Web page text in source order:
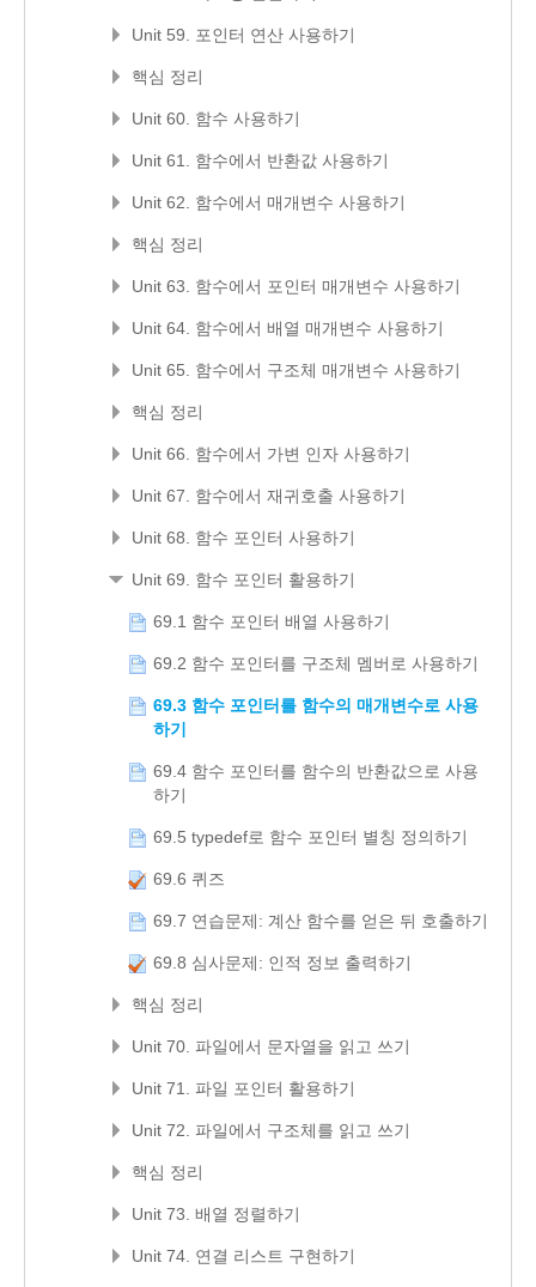
Unit 59. 포인터 연산 사용하기
핵심 정리
Unit 60. 함수 사용하기
Unit 61. 함수에서 반환값 사용하기
Unit 62. 함수에서 매개변수 사용하기
핵심 정리
Unit 63. 함수에서 포인터 매개변수 사용하기
Unit 64. 함수에서 배열 매개변수 사용하기
Unit 65. 함수에서 구조체 매개변수 사용하기
핵심 정리
Unit 66. 함수에서 가변 인자 사용하기
Unit 67. 함수에서 재귀호출 사용하기
Unit 68. 함수 포인터 사용하기
Unit 69. 함수 포인터 활용하기
69.1 함수 포인터 배열 사용하기
69.2 함수 포인터를 구조체 멤버로 사용하기
69.3 함수 포인터를 함수의 매개변수로 사용
하기
69.4 함수 포인터를 함수의 반환값으로 사용
하기
69.5 typedef로 함수 포인터 별칭 정의하기
69.6 퀴즈
69.7 연습문제: 계산 함수를 얻은 뒤 호출하기
69.8 심사문제: 인적 정보 출력하기
핵심 정리
Unit 70. 파일에서 문자열을 읽고 쓰기
Unit 71. 파일 포인터 활용하기
Unit 72. 파일에서 구조체를 읽고 쓰기
핵심 정리
Unit 73. 배열 정렬하기
Unit 74. 연결 리스트 구현하기